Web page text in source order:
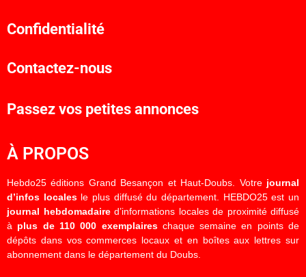
Confidentialité
Contactez-nous
Passez vos petites annonces
À PROPOS
Hebdo25 éditions Grand Besançon et Haut-Doubs. Votre journal
d’infos localesle plus diffusé du département. HEBDO25 est un
journal hebdomadaired’informations locales de proximité diffusé
à plus de 110 000 exemplaireschaque semaine en points de
dépôts dans vos commerces locaux et en boîtes aux lettres sur
abonnement dans le département du Doubs.